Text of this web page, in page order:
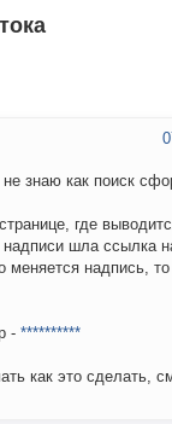
знаю как поиск
где
шла ссылка
меняется надпись,
- **********
как это сделать,